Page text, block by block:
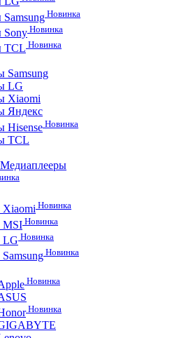
Новинка
Sony Новинка
TCL Новинка
Samsung
LG
Xiaomi
Яндекс
Hisense Новинка
TCL
Новинка
Новинка
LG Новинка
Новинка
Новинка
Новинка